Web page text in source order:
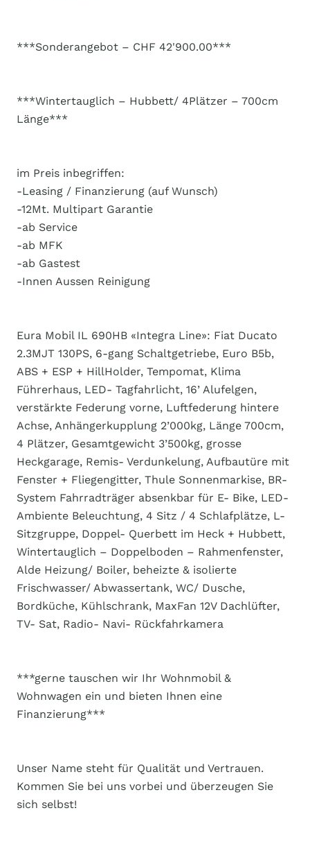
***Sonderangebot – CHF 42'900.00***
***Wintertauglich – Hubbett/ 4Plätzer – 700cm
Länge***
im Preis inbegriffen:
-Leasing / Finanzierung (auf Wunsch)
-12Mt. Multipart Garantie
-ab Service
-ab MFK
-ab Gastest
-Innen Aussen Reinigung
Eura Mobil IL 690HB «Integra Line»: Fiat Ducato
2.3MJT 130PS, 6-gang Schaltgetriebe, Euro B5b,
ABS + ESP + HillHolder, Tempomat, Klima
Führerhaus, LED- Tagfahrlicht, 16’ Alufelgen,
verstärkte Federung vorne, Luftfederung hintere
Achse, Anhängerkupplung 2’000kg, Länge 700cm,
4 Plätzer, Gesamtgewicht 3’500kg, grosse
Heckgarage, Remis- Verdunkelung, Aufbautüre mit
Fenster + Fliegengitter, Thule Sonnenmarkise, BR-
System Fahrradträger absenkbar für E- Bike, LED-
Ambiente Beleuchtung, 4 Sitz / 4 Schlafplätze, L-
Sitzgruppe, Doppel- Querbett im Heck + Hubbett,
Wintertauglich – Doppelboden – Rahmenfenster,
Alde Heizung/ Boiler, beheizte & isolierte
Frischwasser/ Abwassertank, WC/ Dusche,
Bordküche, Kühlschrank, MaxFan 12V Dachlüfter,
TV- Sat, Radio- Navi- Rückfahrkamera
***gerne tauschen wir Ihr Wohnmobil &
Wohnwagen ein und bieten Ihnen eine
Finanzierung***
Unser Name steht für Qualität und Vertrauen.
Kommen Sie bei uns vorbei und überzeugen Sie
sich selbst!